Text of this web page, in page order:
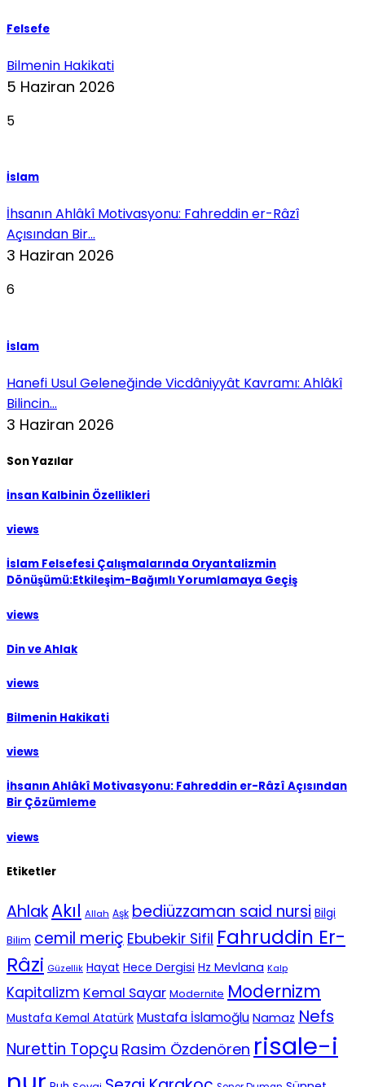
Felsefe
Bilmenin Hakikati
5 Haziran 2026
5
İslam
İhsanın Ahlâkî Motivasyonu: Fahreddin er-Râzî
Açısından Bir...
3 Haziran 2026
6
İslam
Hanefi Usul Geleneğinde Vicdâniyyât Kavramı: Ahlâkî
Bilincin...
3 Haziran 2026
Son Yazılar
İnsan Kalbinin Özellikleri
views
İslam Felsefesi Çalışmalarında Oryantalizmin
Dönüşümü:Etkileşim-Bağımlı Yorumlamaya Geçiş
views
Din ve Ahlak
views
Bilmenin Hakikati
views
İhsanın Ahlâkî Motivasyonu: Fahreddin er-Râzî Açısından
Bir Çözümleme
views
Etiketler
AhlakAkıl Allah Aşk bediüzzaman said nursi Bilgi
Bilim cemil meriç Ebubekir Sifil Fahruddin Er-
Râzi Güzellik Hayat Hece Dergisi Hz Mevlana Kalp
Kapitalizm Kemal Sayar Modernite Modernizm
Mustafa Kemal Atatürk Mustafa İslamoğlu Namaz Nefs
Nurettin Topçu Rasim Özdenören risale-i